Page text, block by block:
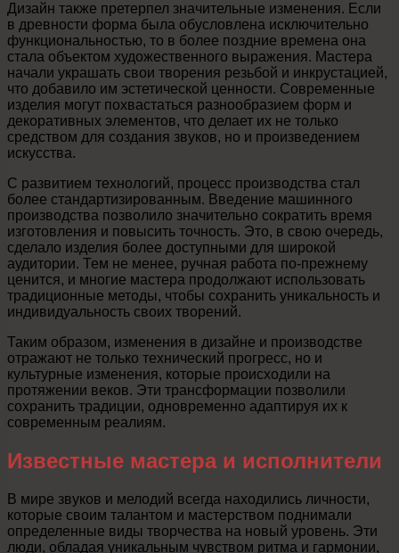
Дизайн также претерпел значительные изменения. Если
в древности форма была обусловлена исключительно
функциональностью, то в более поздние времена она
стала объектом художественного выражения. Мастера
начали украшать свои творения резьбой и инкрустацией,
что добавило им эстетической ценности. Современные
изделия могут похвастаться разнообразием форм и
декоративных элементов, что делает их не только
средством для создания звуков, но и произведением
искусства.
С развитием технологий, процесс производства стал
более стандартизированным. Введение машинного
производства позволило значительно сократить время
изготовления и повысить точность. Это, в свою очередь,
сделало изделия более доступными для широкой
аудитории. Тем не менее, ручная работа по-прежнему
ценится, и многие мастера продолжают использовать
традиционные методы, чтобы сохранить уникальность и
индивидуальность своих творений.
Таким образом, изменения в дизайне и производстве
отражают не только технический прогресс, но и
культурные изменения, которые происходили на
протяжении веков. Эти трансформации позволили
сохранить традиции, одновременно адаптируя их к
современным реалиям.
Известные мастера и исполнители
В мире звуков и мелодий всегда находились личности,
которые своим талантом и мастерством поднимали
определенные виды творчества на новый уровень. Эти
люди, обладая уникальным чувством ритма и гармонии,